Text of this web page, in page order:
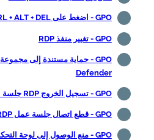
GPO - اضغط على CTRL + ALT + DEL قبل الدخول
GPO - تغيير منفذ RDP
Defender
GPO - تسجيل الخروج RDP جلسة عمل بعد عدم النشاط
GPO - قطع اتصال جلسة عمل RDP بعد عدم النشاط
GPO - منع الوصول إلى لوحة التحكم